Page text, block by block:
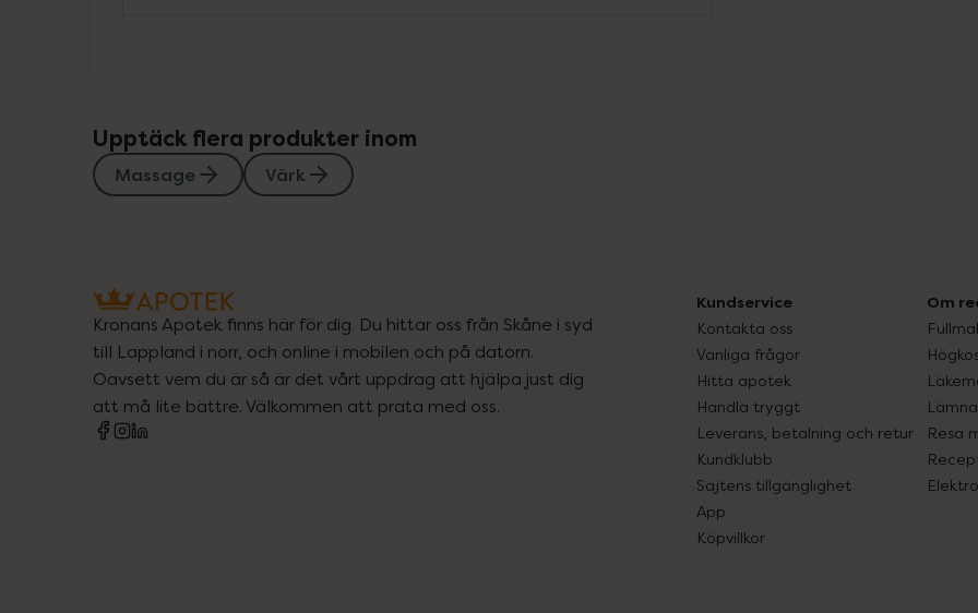
Upptäck flera produkter inom
Massage Värk
Kronans Apotek finns här för dig. Du hittar oss från Skåne i syd
till Lappland i norr, och online i mobilen och på datorn.
Oavsett vem du är så är det vårt uppdrag att hjälpa just dig
att må lite bättre. Välkommen att prata med oss.
Kundservice
Kontakta oss
Vanliga frågor
Hitta apotek
Handla tryggt
Leverans, betalning och retur
Kundklubb
Sajtens tillgänglighet
App
Köpvillkor
Om
Resa